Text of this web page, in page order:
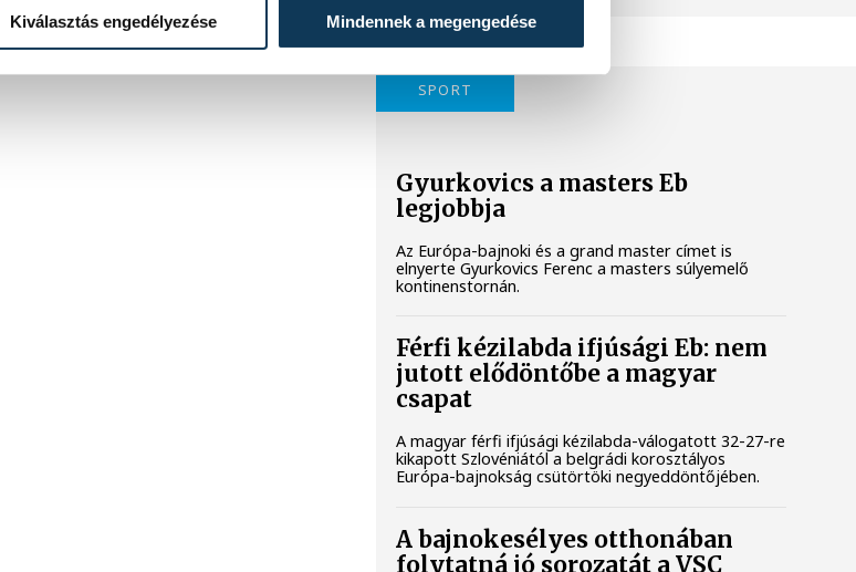
Kiválasztás engedélyezése Mindennek a megengedése
SPORT
Gyurkovics a masters Eb
legjobbja
Az Európa-bajnoki és a grand master címet is
elnyerte Gyurkovics Ferenc a masters súlyemelő
kontinenstornán.
Férfi kézilabda ifjúsági Eb: nem
jutott elődöntőbe a magyar
csapat
A magyar férfi ifjúsági kézilabda-válogatott 32-27-re
kikapott Szlovéniától a belgrádi korosztályos
Európa-bajnokság csütörtöki negyeddöntőjében.
A bajnokesélyes otthonában
folytatná jó sorozatát a VSC